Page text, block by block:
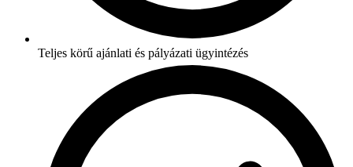
Teljes körű ajánlati és pályázati ügyintézés